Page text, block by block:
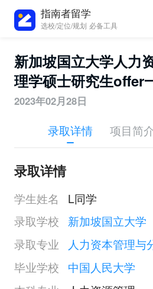
指南者留学
选校/定位/规划 必备工具
新加坡国立大学人力
理学硕士研究生offer
2023年02月28日
录取详情 项目简
录取详情
学生姓名
L同学
录取学校
新加坡国立大学
录取专业
人力资本管理与
毕业学校
中国人民大学